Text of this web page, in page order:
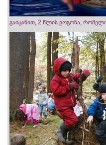
გაიცანით, 2 წლის გოგონა,